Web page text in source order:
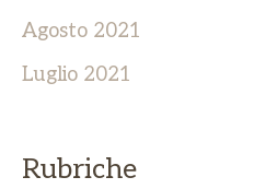
Agosto 2021
Luglio 2021
Rubriche